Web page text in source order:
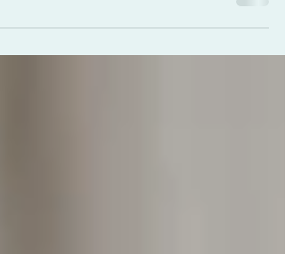
משנה מנסה לסחוב במקום העבודה שלי. באמת שניסיתי
מה שאני יכולה כדי להישאר בטוב אבל אני...